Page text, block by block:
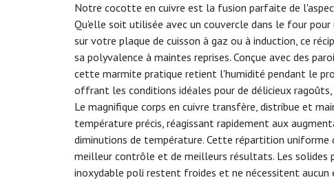
Notre cocotte en cuivre est la fusion parfaite de
Qu'elle soit utilisée avec un couvercle dans le four pour
sur votre plaque de cuisson à gaz ou à induction, ce
sa polyvalence à maintes reprises. Conçue avec des
cette marmite pratique retient l'humidité pendant le
offrant les conditions idéales pour de délicieux
Le magnifique corps en cuivre transfère, distribue et
température précis, réagissant rapidement aux
diminutions de température. Cette répartition uniforme
meilleur contrôle et de meilleurs résultats. Les solides
inoxydable poli restent froides et ne nécessitent aucun